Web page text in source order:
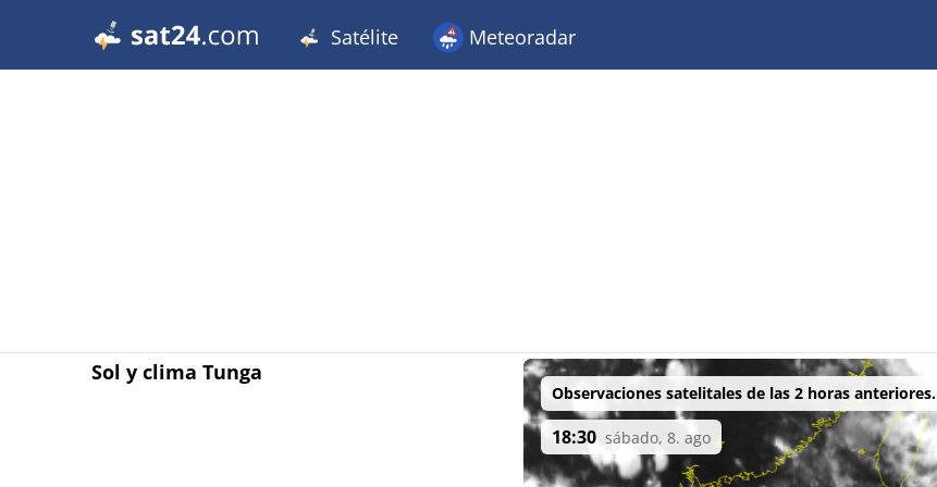
Satélite Meteoradar
Sol y clima Tunga
Observaciones satelitales de las 2 horas anteriores.
18:30 sábado, 8. ago